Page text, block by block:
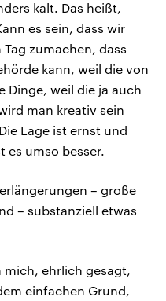
kalt. Das heißt,
es sein, dass wir
zumachen, dass
kann, weil die von
Dinge, weil die ja auch
man kreativ sein
Lage ist ernst und
es umso besser.
– große
– substanziell etwas
mich, ehrlich gesagt,
einfachen Grund,